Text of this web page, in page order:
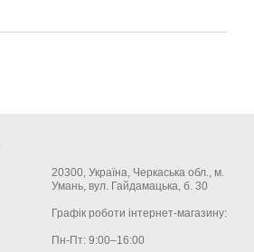
20300, Україна, Черкаська обл., м.
Умань, вул. Гайдамацька, б. 30
Графік роботи інтернет-магазину:
Пн-Пт: 9:00–16:00